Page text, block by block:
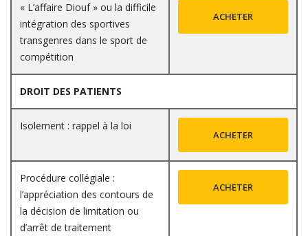
« L’affaire Diouf » ou la difficile
intégration des sportives
transgenres dans le sport de
compétition
ACHETER
DROIT DES PATIENTS
Isolement : rappel à la loi
ACHETER
Procédure collégiale :
l’appréciation des contours de
la décision de limitation ou
d’arrêt de traitement
ACHETER